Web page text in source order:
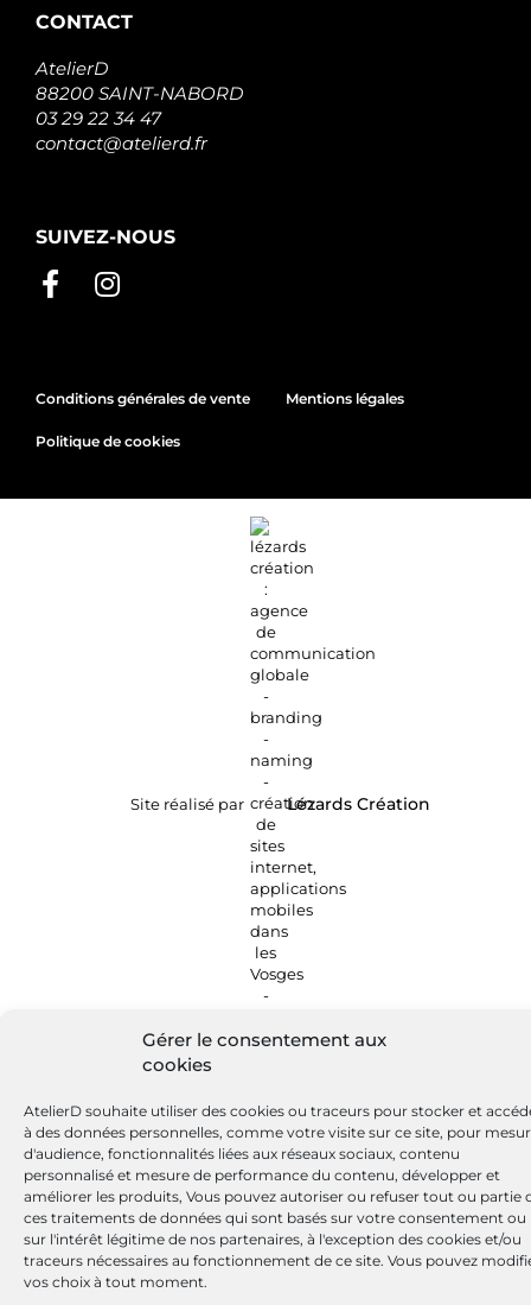
Gérer le consentement aux
cookies
AtelierD souhaite utiliser des cookies ou traceurs pour stocker et
à des données personnelles, comme votre visite sur ce site, pour
d'audience, fonctionnalités liées aux réseaux sociaux, contenu
personnalisé et mesure de performance du contenu, développer et
améliorer les produits, Vous pouvez autoriser ou refuser tout ou partie
ces traitements de données qui sont basés sur votre consentement ou
sur l'intérêt légitime de nos partenaires, à l'exception des cookies et/ou
traceurs nécessaires au fonctionnement de ce site. Vous pouvez
vos choix à tout moment.
CONTACT
AtelierD
88200 SAINT-NABORD
03 29 22 34 47
contact@atelierd.fr
SUIVEZ-NOUS
Conditions générales de vente Mentions légales
Politique de cookies
Site réalisé par Lézards Création